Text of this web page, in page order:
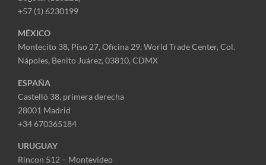
+57 (1) 6230199
MÉXICO
Montecito 38, Piso 27, Oficina 29, World Trade Center, Col.
Nápoles, Benito Juárez, 03810, CDMX
ESPAÑA
Castelló 38, primera derecha
28001 Madrid
+34 670365184
URUGUAY
Rincon 512 – Montevideo